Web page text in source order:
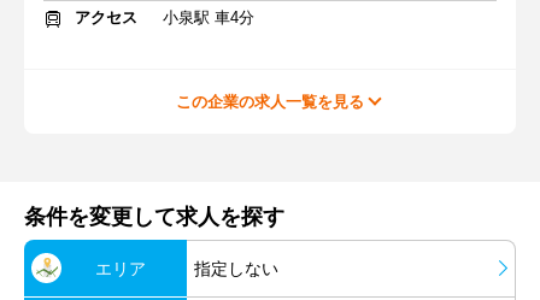
アクセス
小泉駅 車4分
この企業の求人一覧を見る
条件を変更して求人を探す
エリア 指定しない